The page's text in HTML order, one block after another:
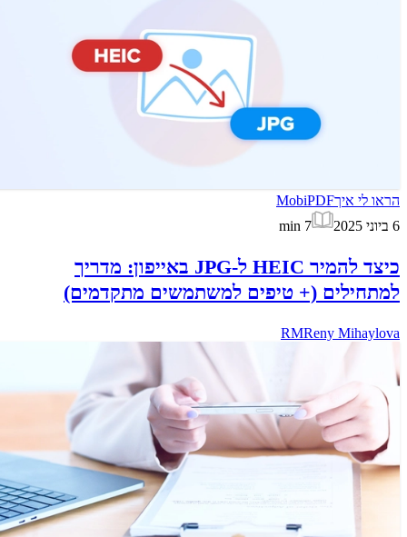
הראו לי איךMobiPDF
7
min
כיצד להמיר HEIC ל-JPG באייפון: מדריך
למתחילים (+ טיפים למשתמשים מתקדמים)
RMReny Mihaylova